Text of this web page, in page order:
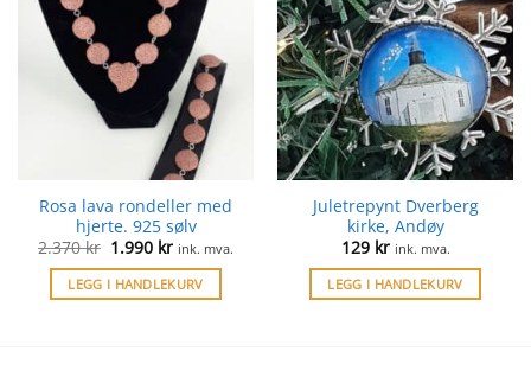
Rosa lava rondeller med
hjerte. 925 sølv
2.370kr Opprinnelig
pris
var:
2.370 kr.
1.990 krNåværende
pris
er:
1.990 kr.
ink. mva.
LEGG I HANDLEKURV
Juletrepynt Dverberg
kirke, Andøy
129 kr ink. mva.
LEGG I HANDLEKURV